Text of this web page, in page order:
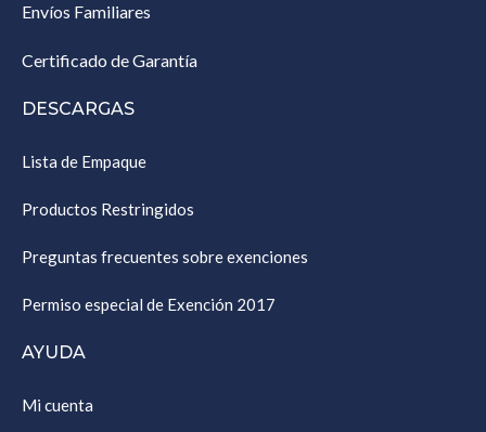
Envíos Familiares
Certificado de Garantía
DESCARGAS
Lista de Empaque
Productos Restringidos
Preguntas frecuentes sobre exenciones
Permiso especial de Exención 2017
AYUDA
Mi cuenta